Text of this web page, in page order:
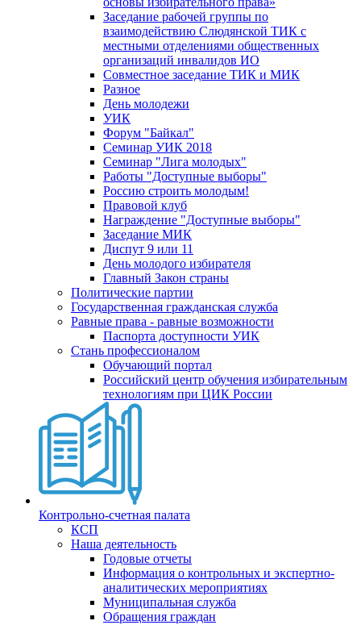
Заседание рабочей группы по
взаимодействию Слюдянской ТИК с
местными отделениями общественных
организаций инвалидов ИО
Совместное заседание ТИК и МИК
Разное
День молодежи
УИК
Форум "Байкал"
Семинар УИК 2018
Семинар "Лига молодых"
Работы "Доступные выборы"
Россию строить молодым!
Правовой клуб
Награждение "Доступные выборы"
Заседание МИК
Диспут 9 или 11
День молодого избирателя
Главный Закон страны
Политические партии
Государственная гражданская служба
Равные права - равные возможности
Паспорта доступности УИК
Стань профессионалом
Обучающий портал
Российский центр обучения избирательным
технологиям при ЦИК России
Контрольно-счетная палата
КСП
Наша деятельность
Годовые отчеты
Информация о контрольных и экспертно-
аналитических мероприятиях
Муниципальная служба
Обращения граждан